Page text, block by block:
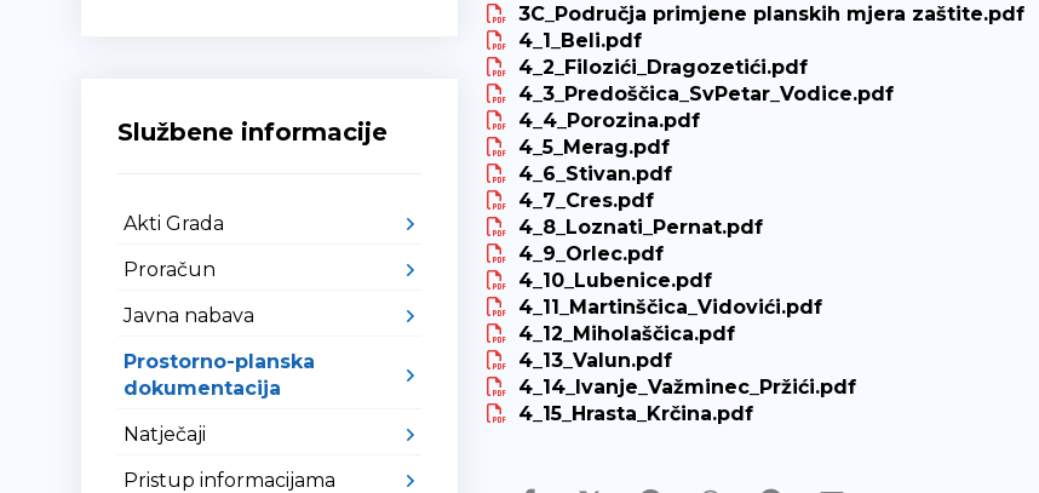
3C_Područja primjene planskih mjera zaštite.pdf
4_1_Beli.pdf
4_2_Filozići_Dragozetići.pdf
4_3_Predoščica_SvPetar_Vodice.pdf
4_4_Porozina.pdf
4_5_Merag.pdf
4_6_Stivan.pdf
4_7_Cres.pdf
4_8_Loznati_Pernat.pdf
4_9_Orlec.pdf
4_10_Lubenice.pdf
4_11_Martinščica_Vidovići.pdf
4_12_Miholaščica.pdf
4_13_Valun.pdf
4_14_Ivanje_Važminec_Pržići.pdf
4_15_Hrasta_Krčina.pdf
Službene informacije
Akti Grada
Proračun
Javna nabava
Prostorno-planska
dokumentacija
Natječaji
Pristup informacijama